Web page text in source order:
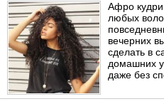
Афро
любых
вечерних
сделать в
домашних
даже без